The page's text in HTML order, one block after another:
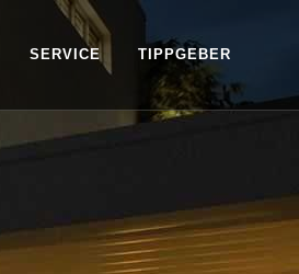
SERVICE TIPPGEBER